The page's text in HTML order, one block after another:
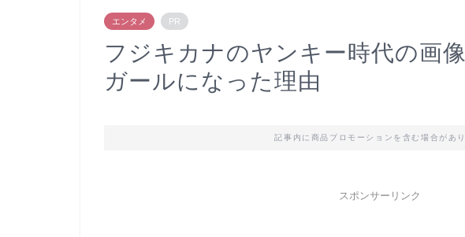
エンタメ PR
フジキカナのヤンキー時代の画
ガールになった理由
記事内に商品プロモーションを含む場合があ
スポンサーリンク